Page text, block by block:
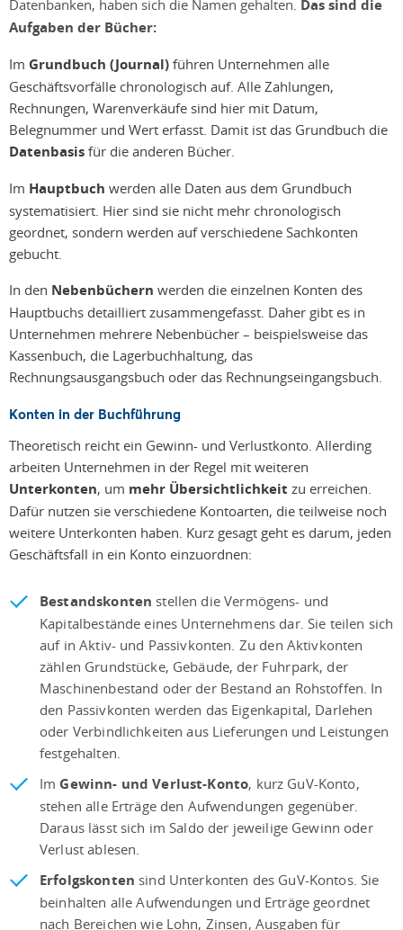
Datenbanken, haben sich die Namen gehalten. Das sind die
Aufgaben der Bücher:
Im Grundbuch (Journal) führen Unternehmen alle
Geschäftsvorfälle chronologisch auf. Alle Zahlungen,
Rechnungen, Warenverkäufe sind hier mit Datum,
Belegnummer und Wert erfasst. Damit ist das Grundbuch die
Datenbasis für die anderen Bücher.
Im Hauptbuch werden alle Daten aus dem Grundbuch
systematisiert. Hier sind sie nicht mehr chronologisch
geordnet, sondern werden auf verschiedene Sachkonten
gebucht.
In den Nebenbüchern werden die einzelnen Konten des
Hauptbuchs detailliert zusammengefasst. Daher gibt es in
Unternehmen mehrere Nebenbücher – beispielsweise das
Kassenbuch, die Lagerbuchhaltung, das
Rechnungsausgangsbuch oder das Rechnungseingangsbuch.
Konten in der Buchführung
Theoretisch reicht ein Gewinn- und Verlustkonto. Allerding
arbeiten Unternehmen in der Regel mit weiteren
Unterkonten, um mehr Übersichtlichkeit zu erreichen.
Dafür nutzen sie verschiedene Kontoarten, die teilweise noch
weitere Unterkonten haben. Kurz gesagt geht es darum, jeden
Geschäftsfall in ein Konto einzuordnen:
Bestandskonten stellen die Vermögens- und
Kapitalbestände eines Unternehmens dar. Sie teilen sich
auf in Aktiv- und Passivkonten. Zu den Aktivkonten
zählen Grundstücke, Gebäude, der Fuhrpark, der
Maschinenbestand oder der Bestand an Rohstoffen. In
den Passivkonten werden das Eigenkapital, Darlehen
oder Verbindlichkeiten aus Lieferungen und Leistungen
festgehalten.
Im Gewinn- und Verlust-Konto, kurz GuV-Konto,
stehen alle Erträge den Aufwendungen gegenüber.
Daraus lässt sich im Saldo der jeweilige Gewinn oder
Verlust ablesen.
Erfolgskonten sind Unterkonten des GuV-Kontos. Sie
beinhalten alle Aufwendungen und Erträge geordnet
nach Bereichen wie Lohn, Zinsen, Ausgaben für